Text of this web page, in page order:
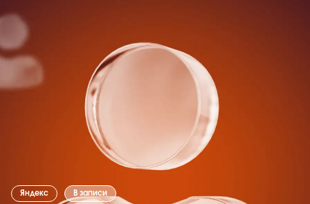
Яндекс В записи